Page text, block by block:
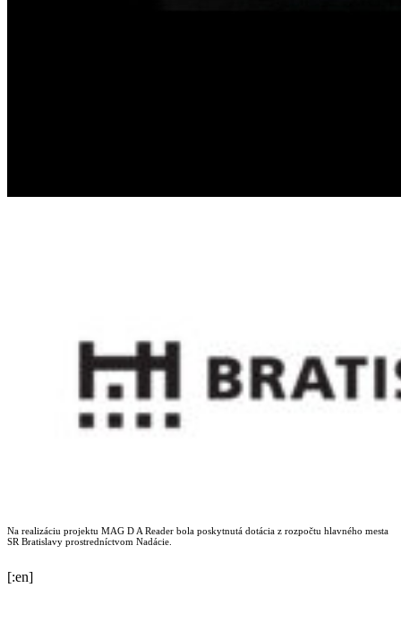
Na realizáciu projektu MAG D A Reader bola poskytnutá dotácia z rozpočtu hlavného mesta
SR Bratislavy prostredníctvom Nadácie.
[:en]